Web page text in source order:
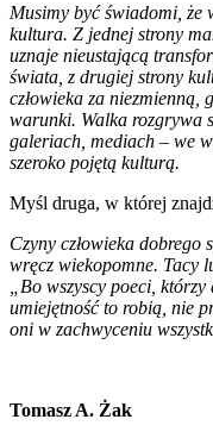
Musimy być świadomi, że
kultura. Z jednej strony
uznaje nieustającą
świata, z drugiej strony
człowieka za niezmienną,
warunki. Walka rozgrywa
galeriach, mediach – we
szeroko pojętą kulturą.
Myśl druga, w której
Czyny człowieka dobrego
wręcz wiekopomne. Tacy
„Bo wszyscy poeci,
umiejętność to robią, nie
oni w zachwyceniu
Tomasz A. Żak